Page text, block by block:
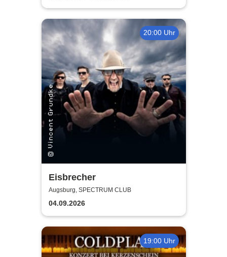
20:00 Uhr
Eisbrecher
Augsburg, SPECTRUM CLUB
04.09.2026
19:00 Uhr